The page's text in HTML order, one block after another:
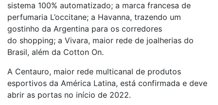
sistema 100% automatizado; a marca francesa de
perfumaria L’occitane; a Havanna, trazendo um
gostinho da Argentina para os corredores
do shopping; a Vivara, maior rede de joalherias do
Brasil, além da Cotton On.
A Centauro, maior rede multicanal de produtos
esportivos da América Latina, está confirmada e deve
abrir as portas no início de 2022.